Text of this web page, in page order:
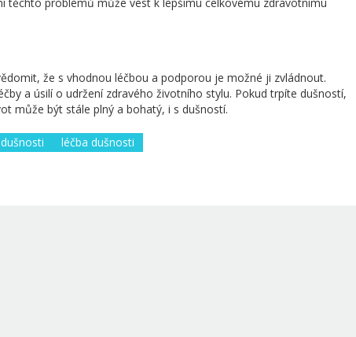
že s vhodnou léčbou a podporou je možné ji zvládnout.
a úsilí o udržení zdravého životního stylu. Pokud trpíte dušností,
může být stále plný a bohatý, i s dušností.
léčba dušnosti